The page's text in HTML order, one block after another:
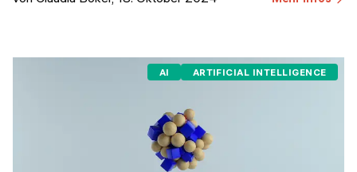
AI ARTIFICIAL INTELLIGENCE